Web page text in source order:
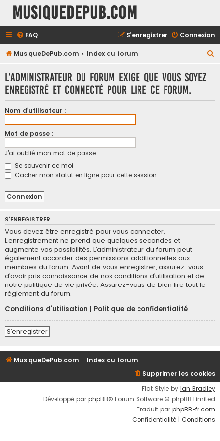
MusiqueDePub.com
FAQ Connexion
S’enregistrer
MusiqueDePub.com Index du forum
L’administrateur du forum exige que vous soyez
enregistré et connecté pour lire ce forum.
Nom d’utilisateur :
Mot de passe :
J’ai oublié mon mot de passe
Se souvenir de moi
Cacher mon statut en ligne pour cette session
S’ENREGISTRER
Vous devez être enregistré pour vous connecter.
L’enregistrement ne prend que quelques secondes et
augmente vos possibilités. L’administrateur du forum peut
également accorder des permissions additionnelles aux
membres du forum. Avant de vous enregistrer, assurez-vous
d’avoir pris connaissance de nos conditions d’utilisation et de
notre politique de vie privée. Assurez-vous de bien lire tout le
règlement du forum.
Conditions d’utilisation
Politique de confidentialité
S’enregistrer
MusiqueDePub.com
Index du forum
Supprimer les cookies
Flat Style by Ian Bradley
Développé par phpBB® Forum Software © phpBB Limited
Traduit par phpBB-fr.com
Confidentialité | Conditions